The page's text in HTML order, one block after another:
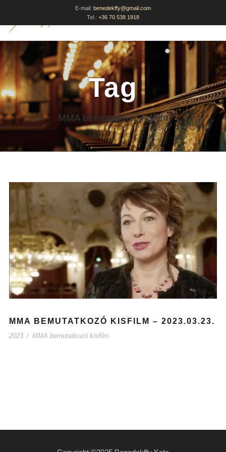
E-mail: benedekffy@gmail.com
Tel.: +36 70 538 1918
Tag
MMA bemutatkozó kisfilm
MMA BEMUTATKOZÓ KISFILM – 2023.03.23.
2023 / MMA bemutatkozó kisfilm